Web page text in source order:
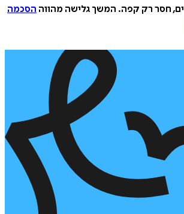
חסר רק קפה. המשך גלישה מהווה הסכמה